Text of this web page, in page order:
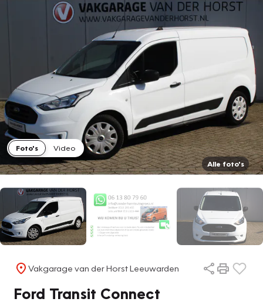
Foto's
Video
Alle foto's
Vakgarage van der Horst Leeuwarden
Ford Transit Connect